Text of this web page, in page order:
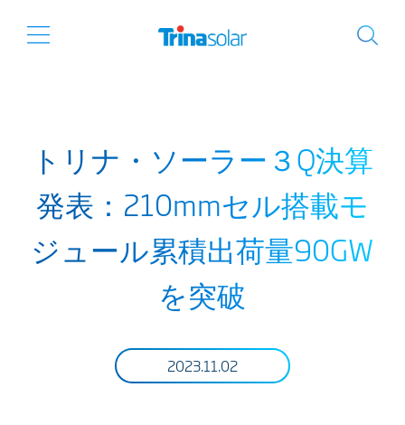
トリナ・ソーラー３Q決算
発表：210mmセル搭載モ
ジュール累積出荷量90GW
を突破
2023.11.02